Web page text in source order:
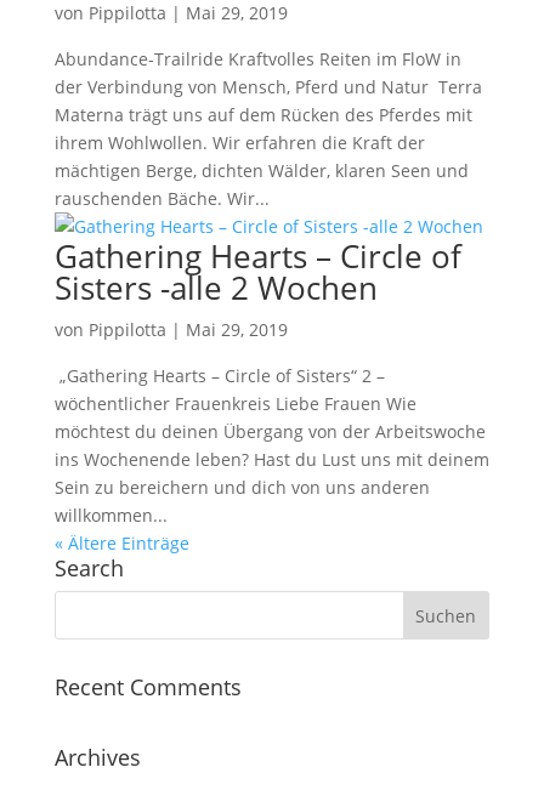
von Pippilotta | Mai 29, 2019
Abundance-Trailride Kraftvolles Reiten im FloW in
der Verbindung von Mensch, Pferd und Natur Terra
Materna trägt uns auf dem Rücken des Pferdes mit
ihrem Wohlwollen. Wir erfahren die Kraft der
mächtigen Berge, dichten Wälder, klaren Seen und
rauschenden Bäche. Wir...
Gathering Hearts – Circle of
Sisters -alle 2 Wochen
von Pippilotta | Mai 29, 2019
„Gathering Hearts – Circle of Sisters“ 2 –
wöchentlicher Frauenkreis Liebe Frauen Wie
möchtest du deinen Übergang von der Arbeitswoche
ins Wochenende leben? Hast du Lust uns mit deinem
Sein zu bereichern und dich von uns anderen
willkommen...
« Ältere Einträge
Search
Recent Comments
Archives